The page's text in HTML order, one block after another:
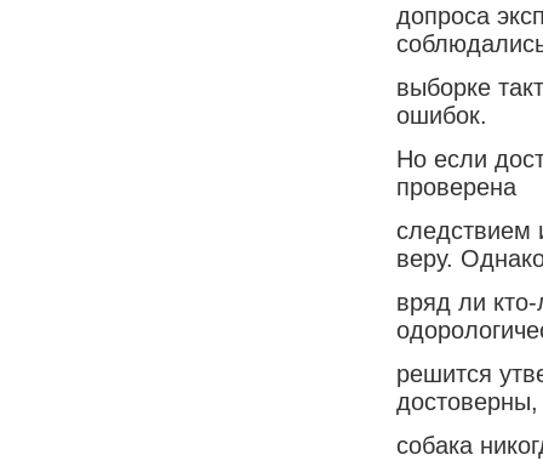
допроса
выборке
ошибок.
Но если
проверена
следствием
веру.
вряд ли
решится
достоверны,
собака